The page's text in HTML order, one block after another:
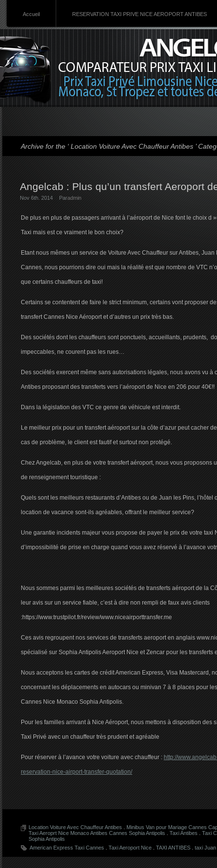
Accueil RESERVATION TAXI PRIVE NICE AEROPORT ANTIBES
Archive for the ‘ Location Voiture Avec Chauffeur Antibes ’
Angelcab : Plus qu’un transfert Aeroport
Nov 6th. 2014 Paradmin
De plus en plus de passagers arrivant à l’aéroport de Nice font le choix d
Taxi mais est ce vraiment le bon choix?
Etant nous mêmes un service de Voiture Avec Chauffeur sur Antibes,
Cannes, nous pourrions dire oui mais la réalité est que nombre de VTC
que certains chauffeurs de taxi!
Certains se contentent de faire le strict minimum, certains vont proposer
transfert Cannes Nice Aéroport et d’autres un prix très bas.
Des sociétés dont les chauffeurs sont ponctuels, accueillants, prudents,
impeccables, ne courent pas les rues…
Des sociétés exercent même sans autorisations légales, nous avons vu à
Antibes proposant des transferts vers l’aéroport de Nice en 206 pour 40€!!
Dans la législation des VTC ce genre de véhicule est interdit.
Le meilleur prix pour un transfert aéroport sur la côte d’azur peut cacher
cas de problème, le client est fautif et surtout non protégé.
Chez Angelcab, en plus de votre transfert aéroport, nous vous proposons
de renseignement touristique :
Quels sont les meilleurs restaurants d’Antibes ou de Juan les Pins, l’hôtel
location de vacance sont-ils agréables, offrant le meilleur service?
Une garantie incidents majeur vous propose de payer le prix de votre taxi
d’impossibilité de prise en charge quand vous avez réservé à l’avance
Nous sommes parmi les meilleures sociétés de transferts aéroport de la
leur avis sur un service fiable, c’est à dire non rempli de faux avis clients
:https://www.trustpilot.fr/review/www.niceairporttransfer.me
Ces avis regroupent nos services de transferts aeroport en anglais
spécialisé sur Sophia Antipolis Aeroport Nice et Zencar pour les transferts
Nous acceptons les cartes de crédit American Express, Visa Mastercard,
concernant les déplacements en autocars ou minivan 7 à 8 places pour
Cannes Nice Monaco Sophia Antipolis.
Pour les familles arrivant à Nice Aéroport, nous mettons à disposition des
Taxi Privé avec un chauffeur très prudent et agréable
Pour réserver à l’avance votre voiture avec chauffeur : http://
reservation-nice-airport-transfer-quotation/
Location Voiture Avec Chauffeur Antibes
Minibus Van pour Mariage Cannes
Taxi Aeroprt Nice Monaco Antibes Cannes Sophia Antipolis
Taxi Antibes
Taxi
Sophia Antipolis
American Express Taxi Cannes
Taxi Aeroport Nice TAXI ANTIBES taxi